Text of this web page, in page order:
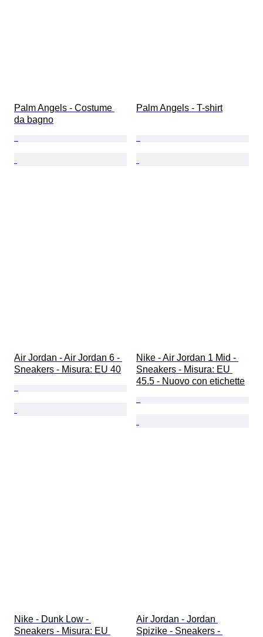
Palm Angels - Costume
da bagno
Palm Angels - T-shirt
Air Jordan - Air Jordan 6 -
Sneakers - Misura: EU 40
Nike - Air Jordan 1 Mid -
Sneakers - Misura: EU
45.5 - Nuovo con etichette
Nike - Dunk Low -
Sneakers - Misura: EU
Air Jordan - Jordan
Spizike - Sneakers -